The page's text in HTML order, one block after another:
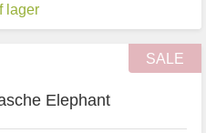
lager
SALE
Elephant